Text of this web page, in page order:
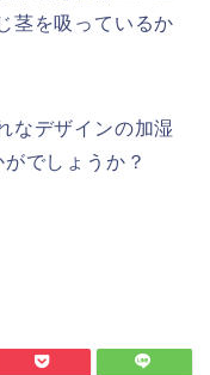
茎を吸っているか
なデザインの加湿
でしょうか？